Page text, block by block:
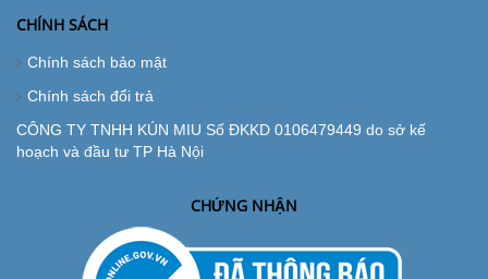
CHÍNH SÁCH
Chính sách bảo mật
Chính sách đổi trả
CÔNG TY TNHH KÚN MIU Số ĐKKD 0106479449 do sở kế
hoạch và đầu tư TP Hà Nội
CHỨNG NHẬN